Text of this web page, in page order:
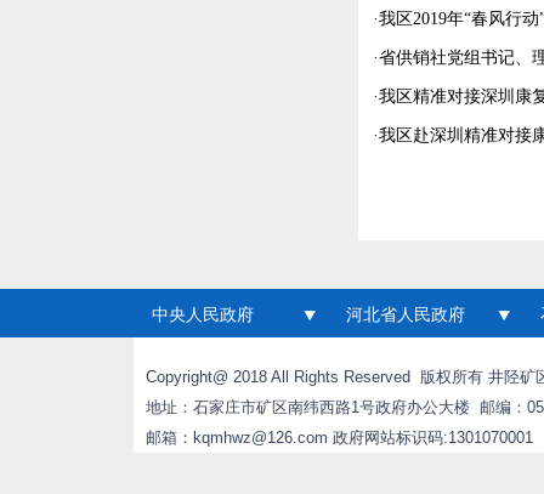
·我区2019年“春风行
·省供销社党组书记、
·我区精准对接深圳康
·我区赴深圳精准对接